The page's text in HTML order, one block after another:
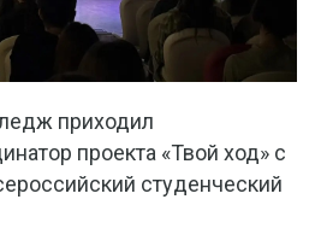
приходил
проекта «Твой ход» с
студенческий